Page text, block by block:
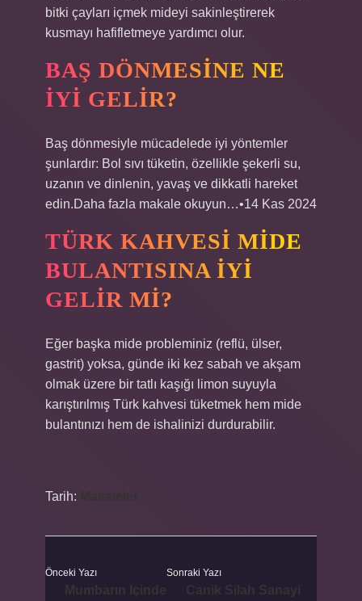
bitki çayları içmek mideyi sakinleştirerek
kusmayı hafifletmeye yardımcı olur.
BAŞ DÖNMESINE NE
IYI GELIR?
Baş dönmesiyle mücadelede iyi yöntemler
şunlardır: Bol sıvı tüketin, özellikle şekerli su,
uzanın ve dinlenin, yavaş ve dikkatli hareket
edin.Daha fazla makale okuyun…•14 Kas 2024
TÜRK KAHVESI MIDE
BULANTISINA IYI
GELIR MI?
Eğer başka mide probleminiz (reflü, ülser,
gastrit) yoksa, günde iki kez sabah ve akşam
olmak üzere bir tatlı kaşığı limon suyuyla
karıştırılmış Türk kahvesi tüketmek hem mide
bulantınızı hem de ishalinizi durdurabilir.
Tarih:
Önceki Yazı Sonraki Yazı